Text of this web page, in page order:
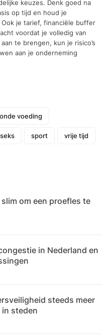
keuzes. Denk goed na
op tijd en houd je
je tarief, financiële buffer
voordat je volledig van
te brengen, kun je risico’s
aan je onderneming
voeding
seks sport vrije tijd
om een proefles te
in Nederland en
steeds meer
steden